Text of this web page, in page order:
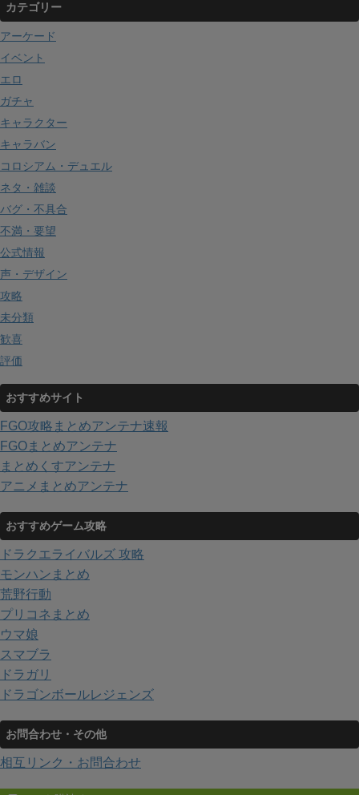
カテゴリー
アーケード
イベント
エロ
ガチャ
キャラクター
キャラバン
コロシアム・デュエル
ネタ・雑談
バグ・不具合
不満・要望
公式情報
声・デザイン
攻略
未分類
歓喜
評価
おすすめサイト
FGO攻略まとめアンテナ速報
FGOまとめアンテナ
まとめくすアンテナ
アニメまとめアンテナ
おすすめゲーム攻略
ドラクエライバルズ 攻略
モンハンまとめ
荒野行動
プリコネまとめ
ウマ娘
スマブラ
ドラガリ
ドラゴンボールレジェンズ
お問合わせ・その他
相互リンク・お問合わせ